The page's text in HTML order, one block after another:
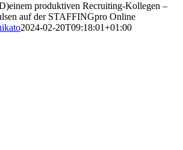
produktiven Recruiting-Kollegen –
auf der STAFFINGpro Online
2024-02-20T09:18:01+01:00